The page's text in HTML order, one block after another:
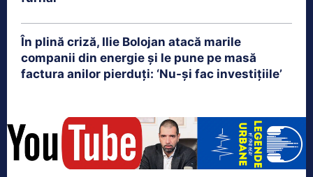
În plină criză, Ilie Bolojan atacă marile
companii din energie și le pune pe masă
factura anilor pierduți: ‘Nu-și fac investițiile’